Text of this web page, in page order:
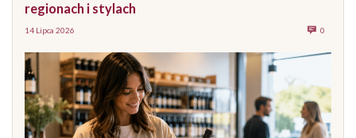
regionach i stylach
14 Lipca 2026 0